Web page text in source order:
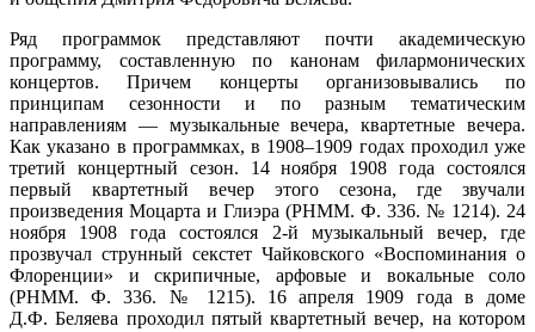
Ряд программок представляют почти академическую
программу, составленную по канонам филармонических
концертов. Причем концерты организовывались по
принципам сезонности и по разным тематическим
направлениям — музыкальные вечера, квартетные вечера.
Как указано в программках, в 1908–1909 годах проходил уже
третий концертный сезон. 14 ноября 1908 года состоялся
первый квартетный вечер этого сезона, где звучали
произведения Моцарта и Глиэра (РНММ. Ф. 336. № 1214). 24
ноября 1908 года состоялся 2-й музыкальный вечер, где
прозвучал струнный секстет Чайковского «Воспоминания о
Флоренции» и скрипичные, арфовые и вокальные соло
(РНММ. Ф. 336. № 1215). 16 апреля 1909 года в доме
Д.Ф. Беляева проходил пятый квартетный вечер, на котором